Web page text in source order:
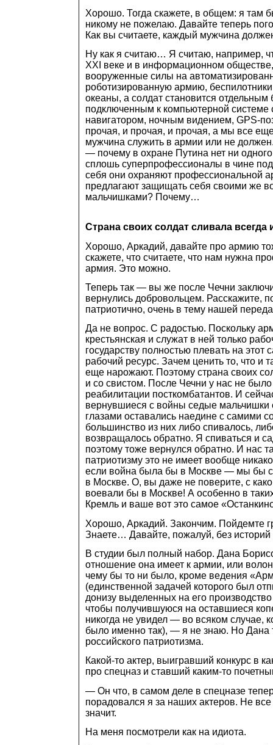
Хорошо. Тогда скажете, в общем: я там
никому не пожелаю. Давайте теперь
Как вы считаете, каждый мужчина
Ну как я считаю… Я считаю, например,
XXI веке и в информационном
вооруженные силы на
роботизированную армию,
океаны, а солдат становится
подключенным к компьютерной системе
навигатором, ночным видением, GPS-
прочая, и прочая, и прочая, а мы все
мужчина служить в армии или не
— почему в охране Путина нет ни
сплошь суперпрофессионалы в чине
себя они охраняют профессиональной
предлагают защищать себя своими же
мальчишками? Почему…
Страна своих солдат сливала всегда
Хорошо, Аркадий, давайте про армию
скажете, что считаете, что нам нужна
армия. Это можно.
Теперь так — вы же после Чечни
вернулись добровольцем. Расскажите,
патриотично, очень в тему нашей
Да не вопрос. С радостью. Поскольку
крестьянская и служат в ней только
государству полностью плевать на
рабочий ресурс. Зачем ценить то, что и
еще нарожают. Поэтому страна своих
и со свистом. После Чечни у нас не
реабилитации посткомбатантов. И
вернувшиеся с войны седые мальчишки
глазами оставались наедине с самими
большинство из них либо спивалось,
возвращалось обратно. Я спиваться и
поэтому тоже вернулся обратно. И нас
патриотизму это не имеет вообще
если война была бы в Москве — мы бы с
в Москве. О, вы даже не поверите, с
воевали бы в Москве! А особенно в
Кремль и ваше вот это самое
Хорошо, Аркадий. Закончим. Пойдемте
Знаете… Давайте, пожалуй, без историй
В студии был полный набор. Дана
отношение она имеет к армии, или
чему бы то ни было, кроме ведения
(единственной задачей которого был
донизу выделенных на его
чтобы получившуюся на оставшиеся
никогда не увидел — во всяком случае,
было именно так), — я не знаю. Но Дана
российского патриотизма.
Какой-то актер, выигравший конкурс в
про спецназ и ставший каким-то
— Он что, в самом деле в спецназе
порадовался я за наших актеров. Не
значит.
На меня посмотрели как на идиота.